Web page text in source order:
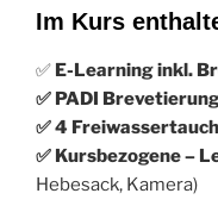
Im Kurs
✅ E-Learning inkl.
✅ PADI
✅ 4
✅ Kursbezogene –
Hebesack, Kamera)